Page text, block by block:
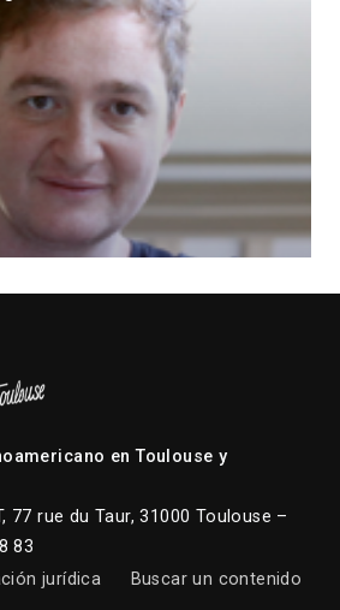
en Toulouse y
77 rue du Taur, 31000 Toulouse –
83
jurídica Buscar un contenido